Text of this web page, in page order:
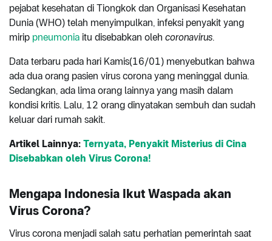
pejabat kesehatan di Tiongkok dan Organisasi Kesehatan
Dunia (WHO) telah menyimpulkan, infeksi penyakit yang
mirip pneumonia itu disebabkan oleh coronavirus.
Data terbaru pada hari Kamis(16/01) menyebutkan bahwa
ada dua orang pasien virus corona yang meninggal dunia.
Sedangkan, ada lima orang lainnya yang masih dalam
kondisi kritis. Lalu, 12 orang dinyatakan sembuh dan sudah
keluar dari rumah sakit.
Artikel Lainnya: Ternyata, Penyakit Misterius di Cina
Disebabkan oleh Virus Corona!
Mengapa Indonesia Ikut Waspada akan
Virus Corona?
Virus corona menjadi salah satu perhatian pemerintah saat